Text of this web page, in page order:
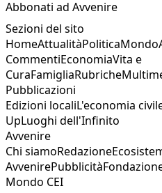
Abbonati ad Avvenire
Sezioni del sito
HomeAttualitàPoliticaMondo
CommentiEconomiaVita e
CuraFamigliaRubriche
Pubblicazioni
Edizioni localiL'economia
UpLuoghi dell'Infinito
Avvenire
Chi siamoRedazione
AvvenirePubblicità
Mondo CEI